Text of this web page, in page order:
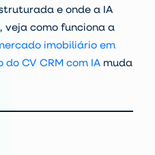
e onde a IA
veja como funciona a
imobiliário em
CV CRM com IA muda